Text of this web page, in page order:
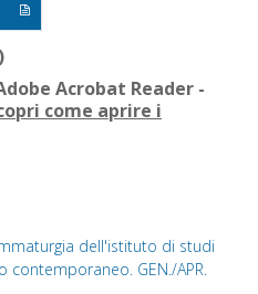
Acrobat Reader -
come aprire i
dell'istituto di studi
GEN./APR.